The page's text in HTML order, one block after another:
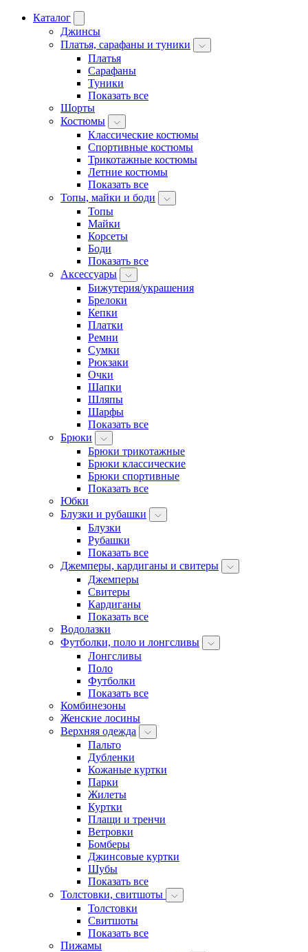
Каталог
Джинсы
Платья, сарафаны и туники
Платья
Сарафаны
Туники
Показать все
Шорты
Костюмы
Классические костюмы
Спортивные костюмы
Трикотажные костюмы
Летние костюмы
Показать все
Топы, майки и боди
Топы
Майки
Корсеты
Боди
Показать все
Аксессуары
Бижутерия/украшения
Брелоки
Кепки
Платки
Ремни
Сумки
Рюкзаки
Очки
Шапки
Шляпы
Шарфы
Показать все
Брюки
Брюки трикотажные
Брюки классические
Брюки спортивные
Показать все
Юбки
Блузки и рубашки
Блузки
Рубашки
Показать все
Джемперы, кардиганы и свитеры
Джемперы
Свитеры
Кардиганы
Показать все
Водолазки
Футболки, поло и лонгсливы
Лонгсливы
Поло
Футболки
Показать все
Комбинезоны
Женские лосины
Верхняя одежда
Пальто
Дубленки
Кожаные куртки
Парки
Жилеты
Куртки
Плащи и тренчи
Ветровки
Бомберы
Джинсовые куртки
Шубы
Показать все
Толстовки, свитшоты
Толстовки
Свитшоты
Показать все
Пижамы